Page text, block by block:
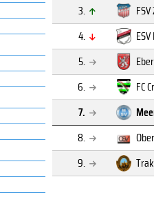
3.
4.
5.
6.
FC
7.
8.
9.